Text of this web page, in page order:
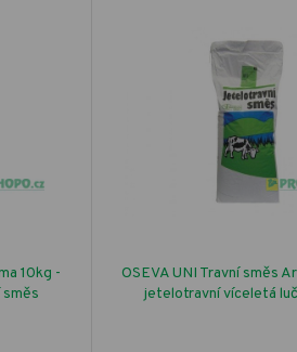
10kg -
OSEVA UNI Travní směs
jetelotravní víceletá